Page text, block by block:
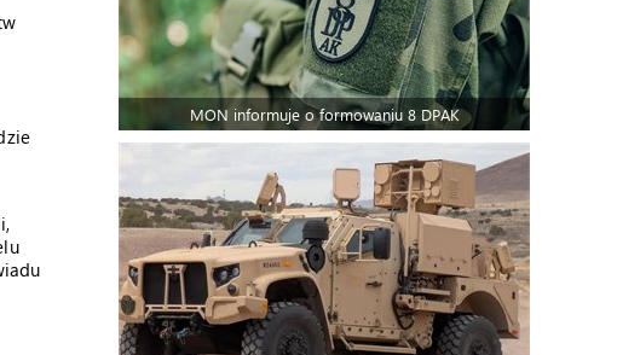
MON informuje o formowaniu 8 DPAK